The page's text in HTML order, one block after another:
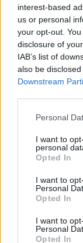
interest-based
us or personal
your opt-out.
disclosure of
IAB’s list of
also be
Downstream
Personal
I want to
personal
Opted In
I want to
Personal
Opted In
I want to
Personal
Opted In
Το Επαρχείο
πολιτικού και